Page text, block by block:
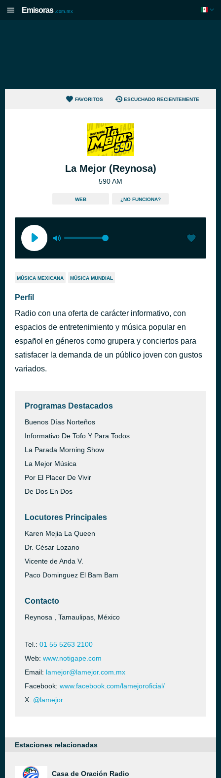
Emisoras .com.mx
FAVORITOS ESCUCHADO RECIENTEMENTE
La Mejor (Reynosa)
590 AM
WEB ¿NO FUNCIONA?
MÚSICA MEXICANA MÚSICA MUNDIAL
Perfil
Radio con una oferta de carácter informativo, con
espacios de entretenimiento y música popular en
español en géneros como grupera y conciertos para
satisfacer la demanda de un público joven con gustos
variados.
Programas Destacados
Buenos Días Norteños
Informativo De Tofo Y Para Todos
La Parada Morning Show
La Mejor Música
Por El Placer De Vivir
De Dos En Dos
Locutores Principales
Karen Mejia La Queen
Dr. César Lozano
Vicente de Anda V.
Paco Dominguez El Bam Bam
Contacto
Reynosa , Tamaulipas, México
Tel.: 01 55 5263 2100
Web: www.notigape.com
Email: lamejor@lamejor.com.mx
Facebook: www.facebook.com/lamejoroficial/
X: @lamejor
Estaciones relacionadas
Casa de Oración Radio